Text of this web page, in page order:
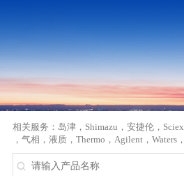
相关服务： 岛津， Shimazu ， 安捷伦， Sciex
， 气相 ， 液质， Thermo ， Agilent ， Waters，